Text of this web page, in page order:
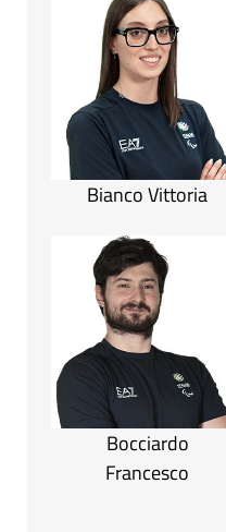
Bianco Vittoria
Bocciardo
Francesco